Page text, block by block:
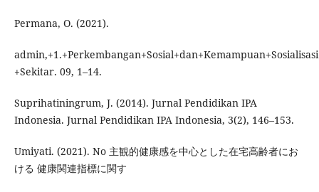
Permana, O. (2021).
+Sekitar. 09, 1–14.
Suprihatiningrum, J. (2014). Jurnal Pendidikan IPA
Indonesia. Jurnal Pendidikan IPA Indonesia, 3(2), 146–153.
Umiyati. (2021). No 主観的健康感を中心とした在宅高齢者にお
ける 健康関連指標に関す